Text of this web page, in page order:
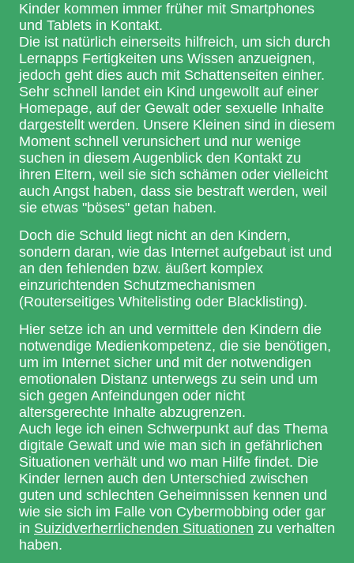
Kinder kommen immer früher mit Smartphones
und Tablets in Kontakt.
Die ist natürlich einerseits hilfreich, um sich durch
Lernapps Fertigkeiten uns Wissen anzueignen,
jedoch geht dies auch mit Schattenseiten einher.
Sehr schnell landet ein Kind ungewollt auf einer
Homepage, auf der Gewalt oder sexuelle Inhalte
dargestellt werden. Unsere Kleinen sind in diesem
Moment schnell verunsichert und nur wenige
suchen in diesem Augenblick den Kontakt zu
ihren Eltern, weil sie sich schämen oder vielleicht
auch Angst haben, dass sie bestraft werden, weil
sie etwas "böses" getan haben.
Doch die Schuld liegt nicht an den Kindern,
sondern daran, wie das Internet aufgebaut ist und
an den fehlenden bzw. äußert komplex
einzurichtenden Schutzmechanismen
(Routerseitiges Whitelisting oder Blacklisting).
Hier setze ich an und vermittele den Kindern die
notwendige Medienkompetenz, die sie benötigen,
um im Internet sicher und mit der notwendigen
emotionalen Distanz unterwegs zu sein und um
sich gegen Anfeindungen oder nicht
altersgerechte Inhalte abzugrenzen.
Auch lege ich einen Schwerpunkt auf das Thema
digitale Gewalt und wie man sich in gefährlichen
Situationen verhält und wo man Hilfe findet. Die
Kinder lernen auch den Unterschied zwischen
guten und schlechten Geheimnissen kennen und
wie sie sich im Falle von Cybermobbing oder gar
in Suizidverherrlichenden Situationen zu verhalten
haben.